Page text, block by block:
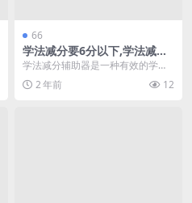
66
学法减分要6分以下,学法减分
辅助器怎么使用(学法减分答案
扫一扫免费)
学法减分辅助器是一种有效的学习
工具，特别适合那些希望在学习过
程中减少错误和失分的...
2 年前 12